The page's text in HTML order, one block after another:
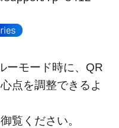
ーモード時に、QR
点を調整できるよ
覧ください。